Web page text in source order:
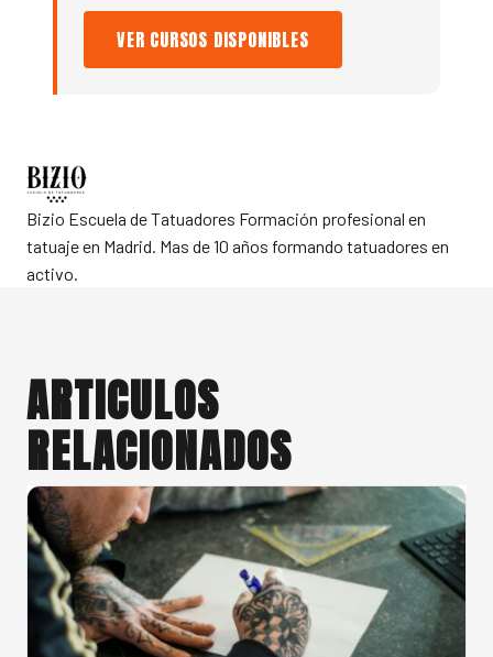
VER CURSOS DISPONIBLES
Bizio Escuela de Tatuadores Formación profesional en
tatuaje en Madrid. Mas de 10 años formando tatuadores en
activo.
ARTICULOS
RELACIONADOS